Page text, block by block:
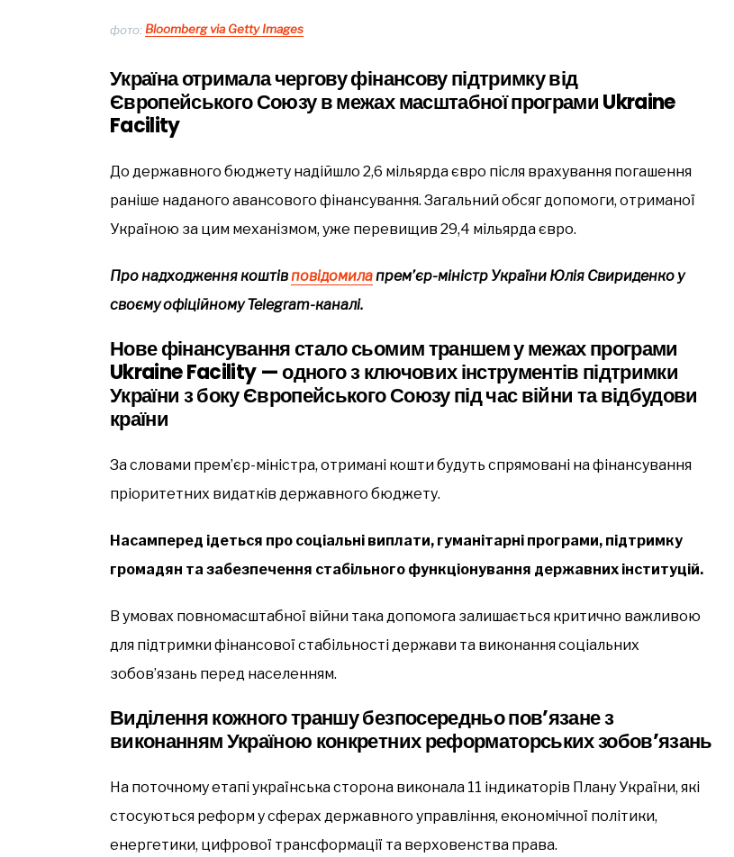
фото:Bloomberg via Getty Images
Україна отримала чергову фінансову підтримку від
Європейського Союзу в межах масштабної програми Ukraine
Facility
До державного бюджету надійшло 2,6 мільярда євро після врахування погашення
раніше наданого авансового фінансування. Загальний обсяг допомоги, отриманої
Україною за цим механізмом, уже перевищив 29,4 мільярда євро.
Про надходження коштівповідомилапрем’єр-міністр України Юлія Свириденко у
своєму офіційному Telegram-каналі.
Нове фінансування стало сьомим траншем у межах програми
Ukraine Facility — одного з ключових інструментів підтримки
України з боку Європейського Союзу під час війни та відбудови
країни
За словами прем’єр-міністра, отримані кошти будуть спрямовані на фінансування
пріоритетних видатків державного бюджету.
Насамперед ідеться про соціальні виплати, гуманітарні програми, підтримку
громадян та забезпечення стабільного функціонування державних інституцій.
В умовах повномасштабної війни така допомога залишається критично важливою
для підтримки фінансової стабільності держави та виконання соціальних
зобов’язань перед населенням.
Виділення кожного траншу безпосередньо пов’язане з
виконанням Україною конкретних реформаторських зобов’язань
На поточному етапі українська сторона виконала 11 індикаторів Плану України, які
стосуються реформ у сферах державного управління, економічної політики,
енергетики, цифрової трансформації та верховенства права.